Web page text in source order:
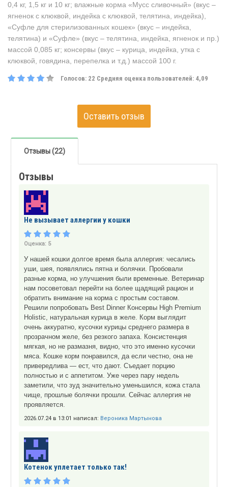
0,4 кг, 1,5 кг и 10 кг; влажные корма «Мусс сливочный» (вкус –
ягненок с клюквой, индейка с клюквой, телятина, индейка),
«Суфле для стерилизованных кошек» (вкус – индейка,
телятина) и «Суфле» (вкус – телятина, индейка, ягненок и пр.)
массой 0,085 кг; консервы (вкус – курица, индейка, утка с
клюквой, говядина, перепелка и т.д.) массой 100 г.
Голосов: 22 Средняя оценка пользователей: 4,09
Оставить отзыв
Отзывы (22)
Отзывы
Не вызывает аллергии у кошки
Оценка: 5
У нашей кошки долгое время была аллергия: чесались
уши, шея, появлялись пятна и болячки. Пробовали
разные корма, но улучшения были временные. Ветеринар
нам посоветовал перейти на более щадящий рацион и
обратить внимание на корма с простым составом.
Решили попробовать Best Dinner Консервы High Premium
Holistic, натуральная курица в желе. Корм выглядит
очень аккуратно, кусочки курицы среднего размера в
прозрачном желе, без резкого запаха. Консистенция
мягкая, но не размазня, видно, что это именно кусочки
мяса. Кошке корм понравился, да если честно, она не
привередлива — ест, что дают. Съедает порцию
полностью и с аппетитом. Уже через пару недель
заметили, что зуд значительно уменьшился, кожа стала
чище, прошлые болячки прошли. Сейчас аллергия не
проявляется.
2026.07.24 в 13:01 написал: Вероника Мартынова
Котенок уплетает только так!